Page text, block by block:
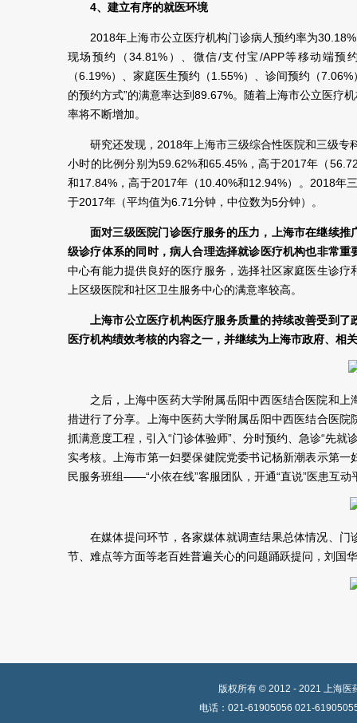
4、建立有序的就医环境
2018年上海市公立医疗机构门诊病人预约率为
现场预约（34.81%）、微信/支付宝/APP等移动端预
（6.19%）、家庭医生预约（1.55%）、诊间预约（
的预约方式”的满意率达到89.67%。随着上海市公立医疗
率将不断增加。
研究还发现，2018年上海市三级综合性医院和三级
小时的比例分别为59.62%和65.45%，高于2017年（
和17.84%，高于2017年（10.40%和12.94%）。2018年
于2017年（平均值为6.71分钟，中位数为5分钟）。
面对三级医院门诊医疗服务的压力，上海市在继续
级诊疗体系的同时，病人合理选择就诊医疗机构也非常重
中心有能力提供良好的医疗服务，选择社区家庭医生诊
上区级医院和社区卫生服务中心的满意率较高。
上海市公立医疗机构医疗服务质量的持续改善受到
医疗机构绩效考核的内容之一，并继续为上海市政府、相
之后，上海中医药大学附属岳阳中西医结合医院和
措进行了分享。上海中医药大学附属岳阳中西医结合医
抓满意度工程，引入“门诊体验师”、分时预约、急诊“先就
实考核。上海市第一妇婴保健院党委书记杨新潮表示第
民服务班组——“小依在线”客服团队，开通“直说”医患互
在媒体提问环节，各家媒体就调查结果总体情况、
节、难点等方面等老百姓普遍关心的问题踊跃提问，刘国
版权所有 © 2012 - 2021 上海医
电话：021-61905056 021-